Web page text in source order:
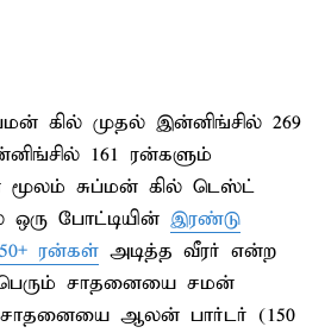
கில் முதல் இன்னிங்சில் 269
161 ரன்களும்
மூலம் சுப்மன் கில் டெஸ்ட்
ஒரு போட்டியின் இரண்டு
ரன்கள் அடித்த வீரர் என்ற
சாதனையை சமன்
ஆலன் பார்டர் (150